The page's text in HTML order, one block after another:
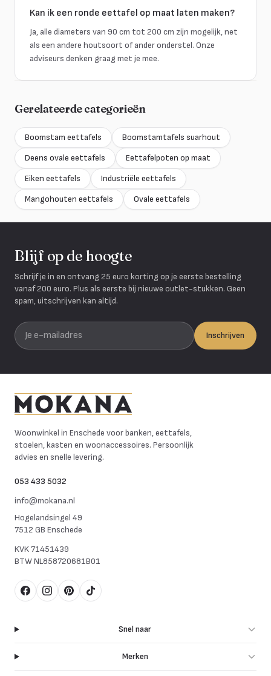
Kan ik een ronde eettafel op maat laten maken?
Ja, alle diameters van 90 cm tot 200 cm zijn mogelijk, net
als een andere houtsoort of ander onderstel. Onze
adviseurs denken graag met je mee.
Gerelateerde categorieën
Boomstam eettafels
Boomstamtafels suarhout
Deens ovale eettafels
Eettafelpoten op maat
Eiken eettafels
Industriële eettafels
Mangohouten eettafels
Ovale eettafels
Blijf op de hoogte
Schrijf je in en ontvang 25 euro korting op je eerste bestelling
vanaf 200 euro. Plus als eerste bij nieuwe outlet-stukken. Geen
spam, uitschrijven kan altijd.
Je e-mailadres
Inschrijven
Woonwinkel in Enschede voor banken, eettafels,
stoelen, kasten en woonaccessoires. Persoonlijk
advies en snelle levering.
053 433 5032
info@mokana.nl
Hogelandsingel 49
7512 GB Enschede
KVK71451439
BTWNL858720681B01
FacebookInstagram
Pinterest
TikTok
Snel naar
Merken